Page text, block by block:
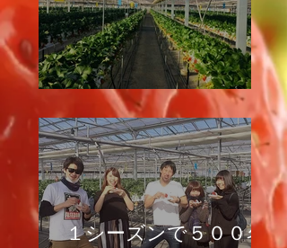
イチゴ栽培の管理
１シーズンで５００名